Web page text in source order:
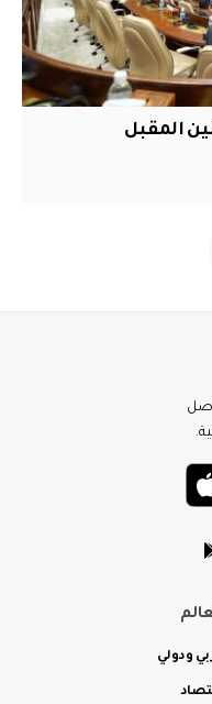
المقبل
ودولي